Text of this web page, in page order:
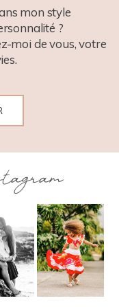
mon style
?
moi de vous, votre